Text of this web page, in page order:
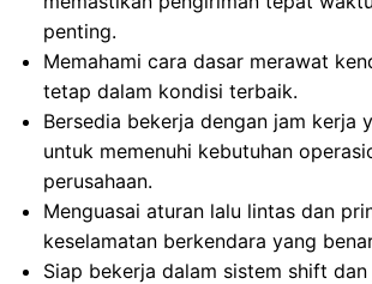
penting.
Memahami cara dasar merawat
tetap dalam kondisi terbaik.
Bersedia bekerja dengan jam kerja
untuk memenuhi kebutuhan
perusahaan.
Menguasai aturan lalu lintas dan
keselamatan berkendara yang
Siap bekerja dalam sistem shift